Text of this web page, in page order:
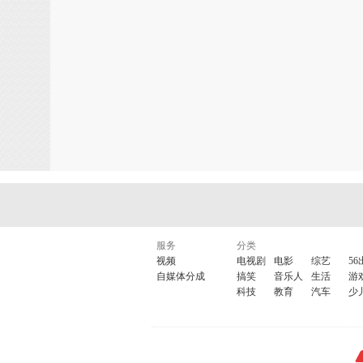
服务
视频
自媒体分成
分类
电视剧
电影 综艺
56
搞笑
音乐人 生活
游
科技
教育 汽车 少